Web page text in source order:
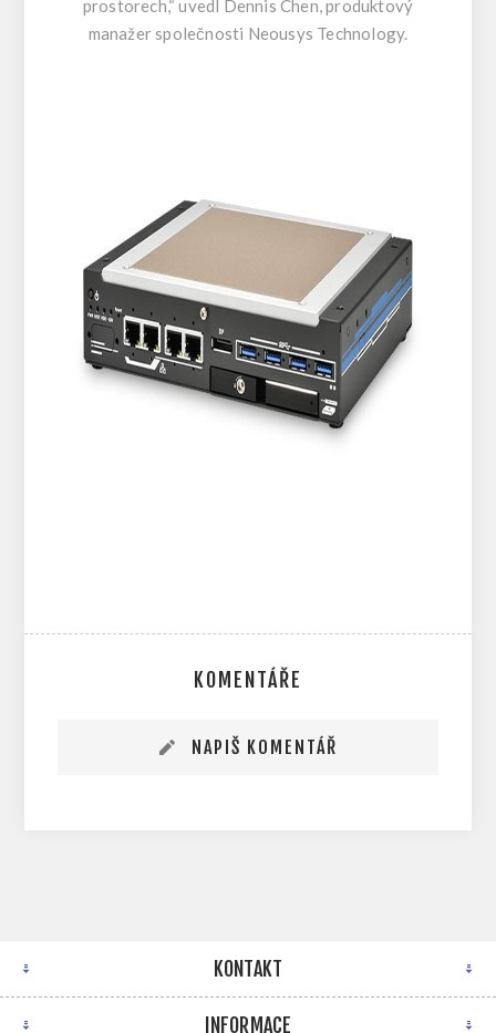
prostorech,“ uvedl Dennis Chen, produktový
manažer společnosti Neousys Technology.
KOMENTÁŘE
NAPIŠ KOMENTÁŘ
KONTAKT
INFORMACE